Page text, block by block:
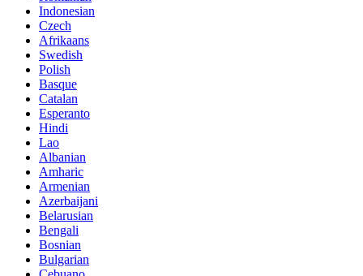
Indonesian
Czech
Afrikaans
Swedish
Polish
Basque
Catalan
Esperanto
Hindi
Lao
Albanian
Amharic
Armenian
Azerbaijani
Belarusian
Bengali
Bosnian
Bulgarian